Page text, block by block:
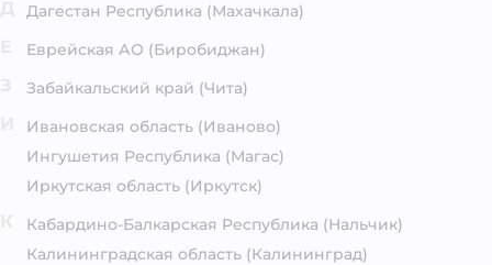
Дагестан Республика (Махачкала)
Еврейская АО (Биробиджан)
Забайкальский край (Чита)
Ивановская область (Иваново)
Ингушетия Республика (Магас)
Иркутская область (Иркутск)
Кабардино-Балкарская Республика (Нальчик)
Калининградская область (Калининград)